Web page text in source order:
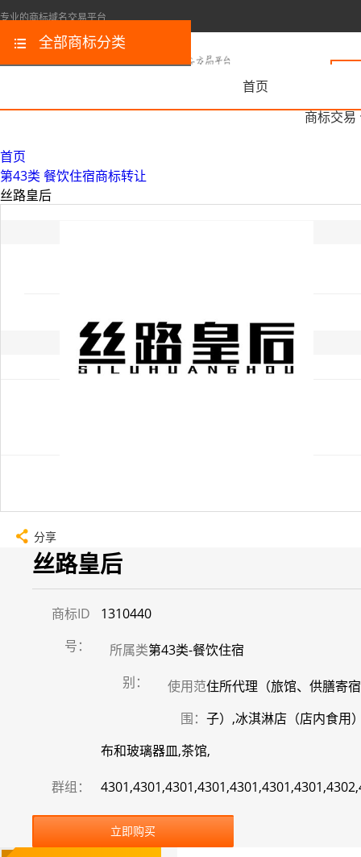
专业的商标域名交易平台
首页
商标交易
全部商标分类
首页
第43类 餐饮住宿商标转让
丝路皇后
分享
丝路皇后
商标ID
号：
1310440
所属类
别：
第43类-餐饮住宿
使用范
围：
住所代理（旅馆、供膳寄
子）,冰淇淋店（店内食用
布和玻璃器皿,茶馆,
群组：
立即购买